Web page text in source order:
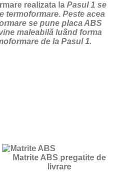
realizata la Pasul 1 se
termoformare. Peste acea
se pune placa ABS
maleabilă luând forma
de la Pasul 1.
Matrite ABS pregatite de
livrare